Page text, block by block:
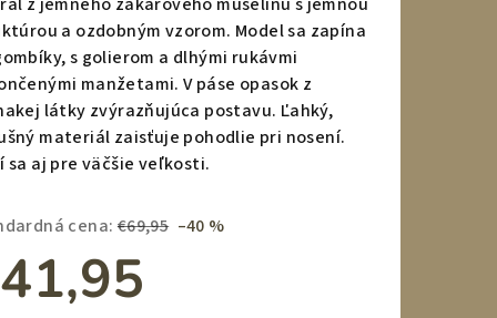
z jemného žakárového mušelínu s jemnou
a ozdobným vzorom. Model sa zapína
s golierom a dlhými rukávmi
manžetami. V páse opasok z
látky zvýrazňujúca postavu. Ľahký,
materiál zaisťuje pohodlie pri nosení.
sa aj pre väčšie veľkosti.
cena: €69,95 –40 %